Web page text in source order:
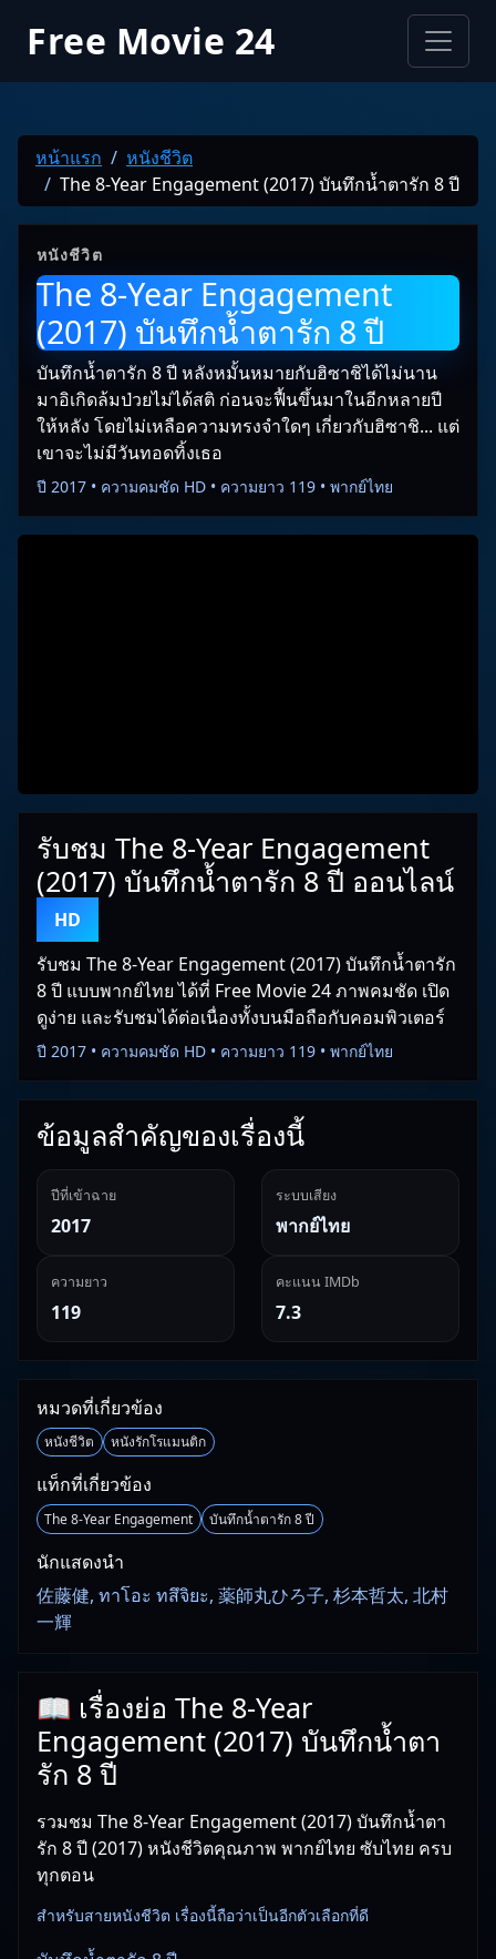
Free Movie 24
หน้าแรก
หนังชีวิต
The 8-Year Engagement (2017) บันทึกน้ำตารัก 8 ปี
หนังชีวิต
The 8-Year Engagement
(2017) บันทึกน้ำตารัก 8 ปี
บันทึกน้ำตารัก 8 ปี หลังหมั้นหมายกับฮิซาชิได้ไม่นาน
มาอิเกิดล้มป่วยไม่ได้สติ ก่อนจะฟื้นขึ้นมาในอีกหลายปี
ให้หลัง โดยไม่เหลือความทรงจำใดๆ เกี่ยวกับฮิซาชิ... แต่
เขาจะไม่มีวันทอดทิ้งเธอ
ปี 2017 • ความคมชัด HD • ความยาว 119 • พากย์ไทย
รับชม The 8-Year Engagement
(2017) บันทึกน้ำตารัก 8 ปี ออนไลน์
HD
รับชม The 8-Year Engagement (2017) บันทึกน้ำตารัก
8 ปี แบบพากย์ไทย ได้ที่ Free Movie 24 ภาพคมชัด เปิด
ดูง่าย และรับชมได้ต่อเนื่องทั้งบนมือถือกับคอมพิวเตอร์
ปี 2017 • ความคมชัด HD • ความยาว 119 • พากย์ไทย
ข้อมูลสำคัญของเรื่องนี้
ปีที่เข้าฉาย
2017
ระบบเสียง
พากย์ไทย
ความยาว
119
คะแนน IMDb
7.3
หมวดที่เกี่ยวข้อง
หนังชีวิต หนังรักโรแมนติก
แท็กที่เกี่ยวข้อง
The 8-Year Engagement บันทึกน้ำตารัก 8 ปี
นักแสดงนำ
佐藤健, ทาโอะ ทสึจิยะ, 薬師丸ひろ子, 杉本哲太, 北村
一輝
📖 เรื่องย่อ The 8-Year
Engagement (2017) บันทึกน้ำตา
รัก 8 ปี
รวมชม The 8-Year Engagement (2017) บันทึกน้ำตา
รัก 8 ปี (2017) หนังชีวิตคุณภาพ พากย์ไทย ซับไทย ครบ
ทุกตอน
สำหรับสายหนังชีวิต เรื่องนี้ถือว่าเป็นอีกตัวเลือกที่ดี